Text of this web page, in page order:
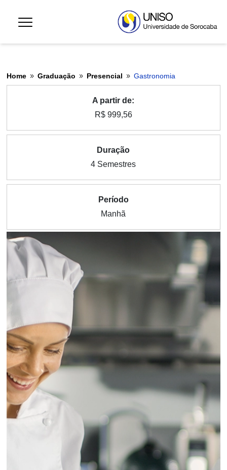
Home 9 Graduação 9 Presencial 9 Gastronomia
A partir de:
R$ 999,56
Duração
4 Semestres
Período
Manhã